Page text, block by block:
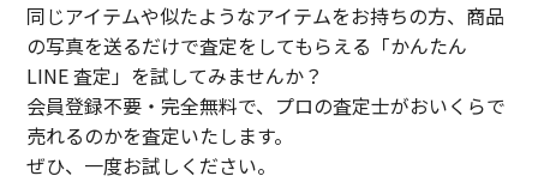
同じアイテムや似たようなアイテムをお持ちの方、商品
の写真を送るだけで査定をしてもらえる「かんたん
LINE 査定」を試してみませんか？
会員登録不要・完全無料で、プロの査定士がおいくらで
売れるのかを査定いたします。
ぜひ、一度お試しください。